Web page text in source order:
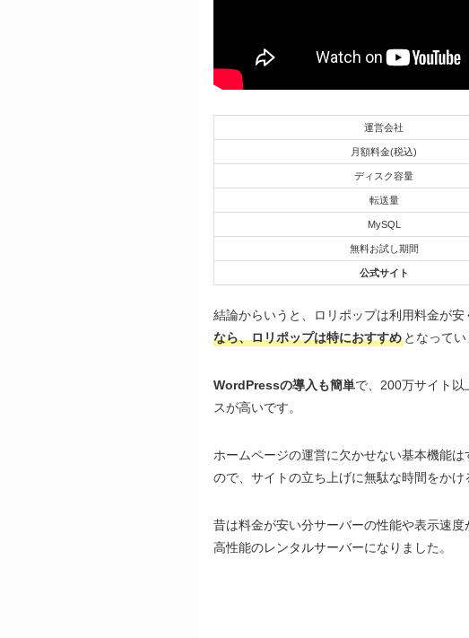
運営会社
月額料金(税込)
ディスク容量
転送量
MySQL
無料お試し期間
公式サイト
結論からいうと、ロリポップは利用料金が安
なら、ロリポップは特におすすめ となってい
WordPressの導入も簡単で、200万サイト
スが高いです。
ホームページの運営に欠かせない基本機能
ので、サイトの立ち上げに無駄な時間をか
昔は料金が安い分サーバーの性能や表示速
高性能のレンタルサーバーになりました。